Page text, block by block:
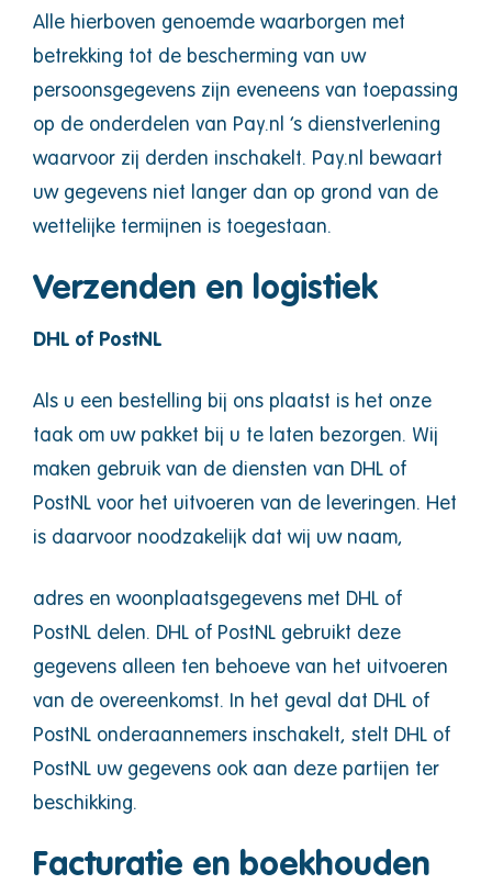
Alle hierboven genoemde waarborgen met
betrekking tot de bescherming van uw
persoonsgegevens zijn eveneens van toepassing
op de onderdelen van Pay.nl ’s dienstverlening
waarvoor zij derden inschakelt. Pay.nl bewaart
uw gegevens niet langer dan op grond van de
wettelijke termijnen is toegestaan.
Verzenden en logistiek
DHL of PostNL
Als u een bestelling bij ons plaatst is het onze
taak om uw pakket bij u te laten bezorgen. Wij
maken gebruik van de diensten van DHL of
PostNL voor het uitvoeren van de leveringen. Het
is daarvoor noodzakelijk dat wij uw naam,
adres en woonplaatsgegevens met DHL of
PostNL delen. DHL of PostNL gebruikt deze
gegevens alleen ten behoeve van het uitvoeren
van de overeenkomst. In het geval dat DHL of
PostNL onderaannemers inschakelt, stelt DHL of
PostNL uw gegevens ook aan deze partijen ter
beschikking.
Facturatie en boekhouden